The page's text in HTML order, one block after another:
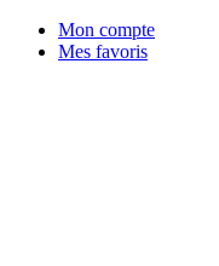
Mon compte
Mes favoris